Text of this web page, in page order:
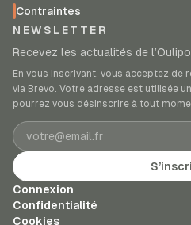
Contraintes
NEWSLETTER
Recevez les actualités de l’Oulipo.
En vous inscrivant, vous acceptez
via Brevo. Votre adresse est utilisée
pourrez vous désinscrire à tout
Adresse e-mail
Connexion
Confidentialité
Cookies